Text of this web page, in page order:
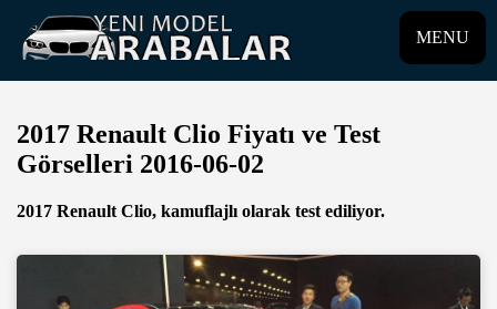
MENU
2017 Renault Clio Fiyatı ve Test
Görselleri 2016-06-02
2017 Renault Clio, kamuflajlı olarak test ediliyor.